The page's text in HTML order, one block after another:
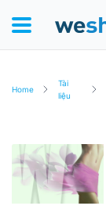
Home
Tài
liệu